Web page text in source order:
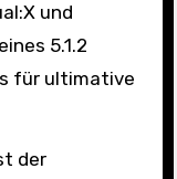
und
5.1.2
für ultimative
der